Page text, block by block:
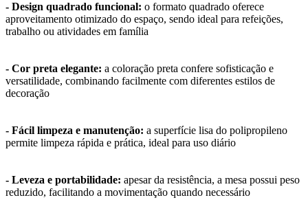
- Design quadrado funcional: o formato quadrado oferece
aproveitamento otimizado do espaço, sendo ideal para refeições,
trabalho ou atividades em família
- Cor preta elegante: a coloração preta confere sofisticação e
versatilidade, combinando facilmente com diferentes estilos de
decoração
- Fácil limpeza e manutenção: a superfície lisa do polipropileno
permite limpeza rápida e prática, ideal para uso diário
- Leveza e portabilidade: apesar da resistência, a mesa possui peso
reduzido, facilitando a movimentação quando necessário